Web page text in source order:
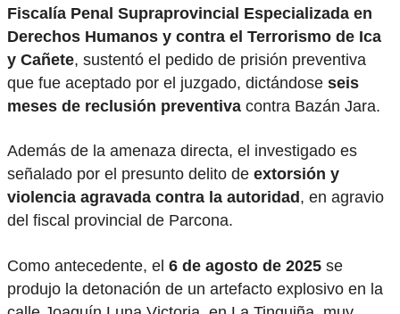
Fiscalía Penal Supraprovincial Especializada en
Derechos Humanos y contra el Terrorismo de Ica
y Cañete, sustentó el pedido de prisión preventiva
que fue aceptado por el juzgado, dictándose seis
meses de reclusión preventiva contra Bazán Jara.
Además de la amenaza directa, el investigado es
señalado por el presunto delito de extorsión y
violencia agravada contra la autoridad , en agravio
del fiscal provincial de Parcona.
Como antecedente, el 6 de agosto de 2025 se
produjo la detonación de un artefacto explosivo en la